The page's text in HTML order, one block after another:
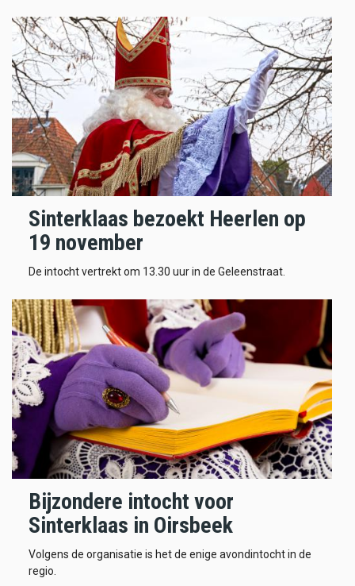
Sinterklaas bezoekt Heerlen op
19 november
De intocht vertrekt om 13.30 uur in de Geleenstraat.
Bijzondere intocht voor
Sinterklaas in Oirsbeek
Volgens de organisatie is het de enige avondintocht in de
regio.